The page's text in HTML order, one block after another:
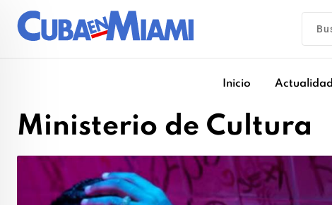
Inicio Actualidad
Ministerio de Cultura